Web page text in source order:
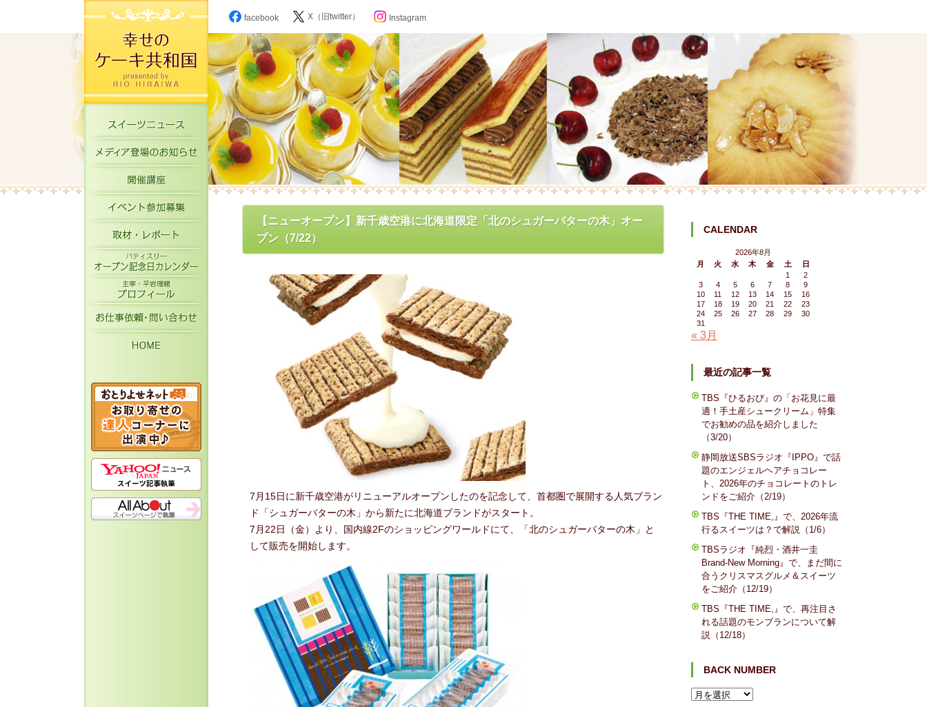
スイーツニュース
メディア登場のお知らせ
開催講座
イベント参加募集
取材・レポート
パティスリーオープン記念日カレンダー
主宰・平岩理緒プロフィール
お仕事依頼・お問い合わせ
facebook X（旧twitter） Instagram
【ニューオープン】新千歳空港に北海道限定「北のシュガーバターの木」オー
プン（7/22）
7月15日に新千歳空港がリニューアルオープンしたのを記念して、首都圏で展開する人気ブラン
ド「シュガーバターの木」から新たに北海道ブランドがスタート。
7月22日（金）より、国内線2Fのショッピングワールドにて、「北のシュガーバターの木」と
して販売を開始します。
CALENDAR
2026年8月
月
火 水 木 金 土
日
1
2
3
4 5 6 7 8
9
10
11 12 13 14 15
16
17
18 19 20 21 22
23
24
25 26 27 28 29
30
31
« 3月
最近の記事一覧
TBS『ひるおび』の「お花見に最
適！手土産シュークリーム」特集
でお勧めの品を紹介しました
（3/20）
静岡放送SBSラジオ『IPPO』で話
題のエンジェルヘアチョコレー
ト、2026年のチョコレートのトレ
ンドをご紹介（2/19）
TBS『THE TIME,』で、2026年流
行るスイーツは？で解説（1/6）
TBSラジオ『純烈・酒井一圭
Brand-New Morning』で、まだ間に
合うクリスマスグルメ＆スイーツ
をご紹介（12/19）
TBS『THE TIME,』で、再注目さ
れる話題のモンブランについて解
説（12/18）
BACK NUMBER